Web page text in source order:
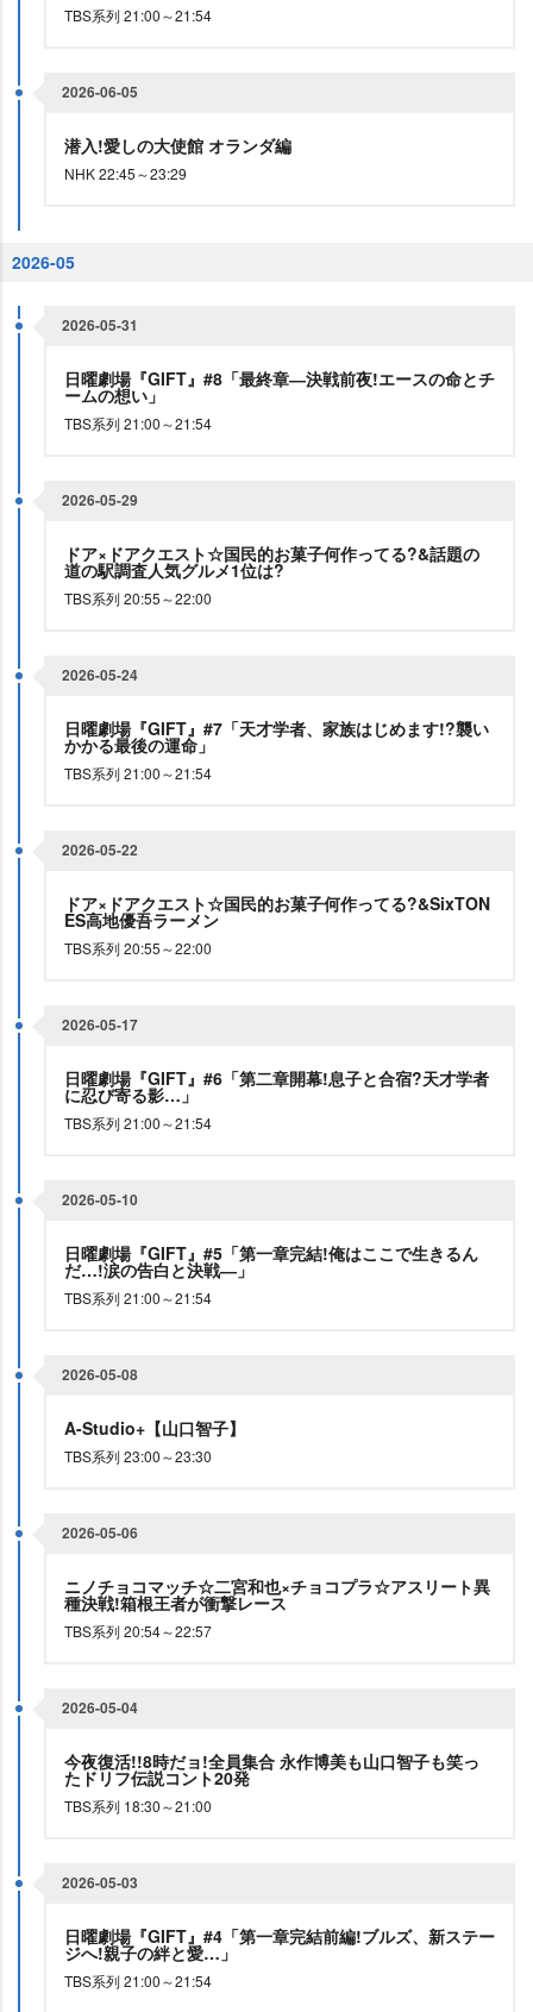
TBS系列 21:00～21:54
2026-06-05
潜入!愛しの大使館 オランダ編
NHK 22:45～23:29
2026-05
2026-05-31
日曜劇場『GIFT』#8「最終章―決戦前夜!エースの命とチ
ームの想い」
TBS系列 21:00～21:54
2026-05-29
ドア×ドアクエスト☆国民的お菓子何作ってる?&話題の
道の駅調査人気グルメ1位は?
TBS系列 20:55～22:00
2026-05-24
日曜劇場『GIFT』#7「天才学者、家族はじめます!?襲い
かかる最後の運命」
TBS系列 21:00～21:54
2026-05-22
ドア×ドアクエスト☆国民的お菓子何作ってる?&SixTON
ES高地優吾ラーメン
TBS系列 20:55～22:00
2026-05-17
日曜劇場『GIFT』#6「第二章開幕!息子と合宿?天才学者
に忍び寄る影…」
TBS系列 21:00～21:54
2026-05-10
日曜劇場『GIFT』#5「第一章完結!俺はここで生きるん
だ…!涙の告白と決戦―」
TBS系列 21:00～21:54
2026-05-08
A-Studio+【山口智子】
TBS系列 23:00～23:30
2026-05-06
ニノチョコマッチ☆二宮和也×チョコプラ☆アスリート異
種決戦!箱根王者が衝撃レース
TBS系列 20:54～22:57
2026-05-04
今夜復活!!8時だョ!全員集合 永作博美も山口智子も笑っ
たドリフ伝説コント20発
TBS系列 18:30～21:00
2026-05-03
日曜劇場『GIFT』#4「第一章完結前編!ブルズ、新ステー
ジへ!親子の絆と愛…」
TBS系列 21:00～21:54